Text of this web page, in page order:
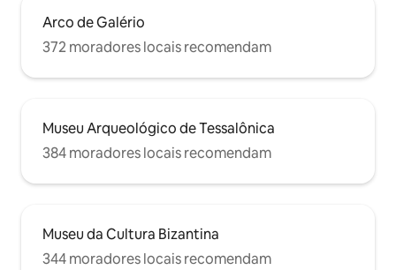
Arco de Galério
372 moradores locais recomendam
Museu Arqueológico de Tessalônica
384 moradores locais recomendam
Museu da Cultura Bizantina
344 moradores locais recomendam